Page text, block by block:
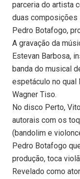
parceria do artista
duas composições
Pedro Botafogo,
A gravação da
Estevan Barbosa,
banda do musical
espetáculo no qual
Wagner Tiso.
No disco Perto,
autorais com os
(bandolim e
Pedro Botafogo
produção, toca
Revelado como